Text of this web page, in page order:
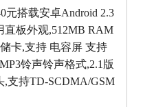
元搭载安卓Android 2.3
直板外观,512MB RAM
卡,支持 电容屏 支持
铃声铃声格式,2.1版
,支持TD-SCDMA/GSM